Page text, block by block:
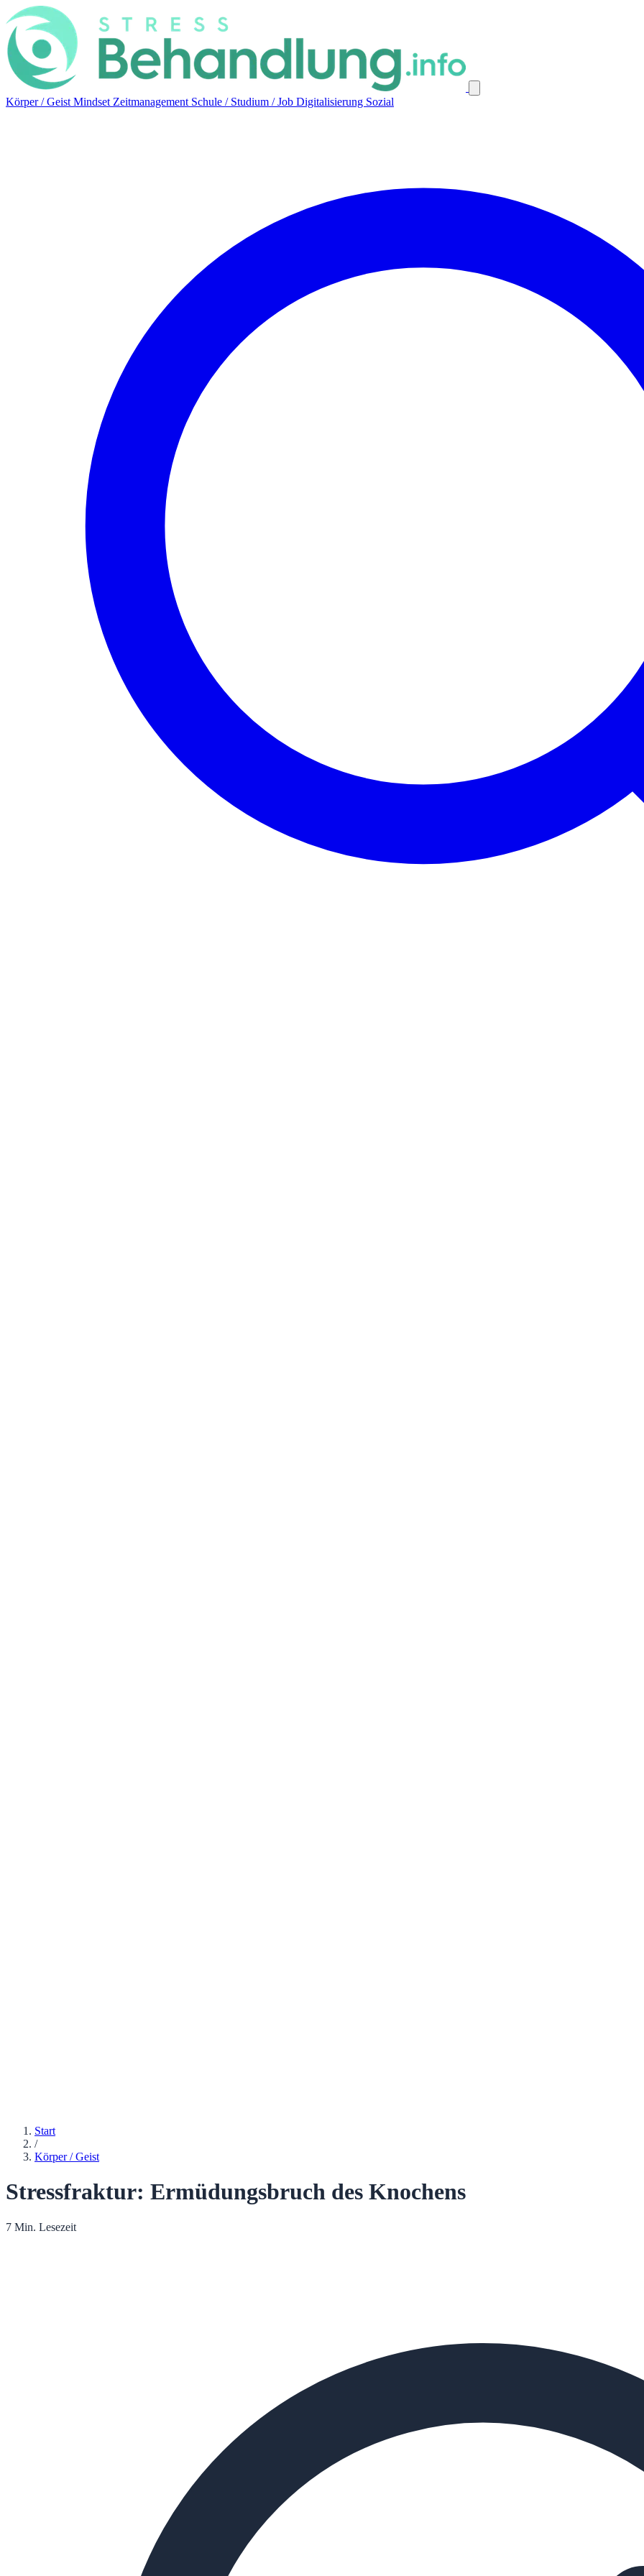
Körper / Geist Mindset Zeitmanagement Schule / Studium / Job Digitalisierung Sozial
Start
/
Körper / Geist
Stressfraktur: Ermüdungsbruch des Knochens
7 Min. Lesezeit